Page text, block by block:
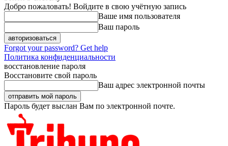
Добро пожаловать! Войдите в свою учётную запись
Ваше имя пользователя
Ваш пароль
Forgot your password? Get help
Политика конфиденциальности
восстановление пароля
Восстановите свой пароль
Ваш адрес электронной почты
Пароль будет выслан Вам по электронной почте.